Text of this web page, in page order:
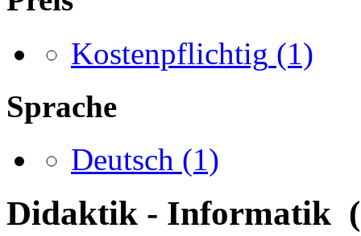
Kostenpflichtig (1)
Sprache
Deutsch (1)
Didaktik - Informatik